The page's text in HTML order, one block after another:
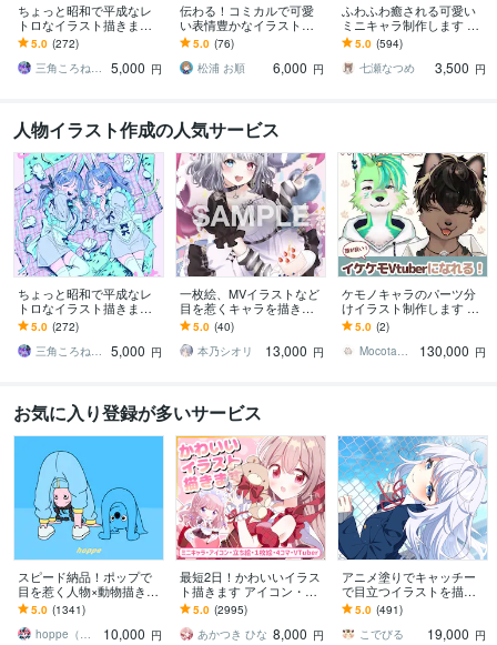
ちょっと昭和で平成なレ
トロなイラスト描きます
昭和・平成レトロ☆ネオ
ン☆パステル
5.0 (272)
三角ころねる☆プロフ必読願います
5,000 円
伝わる！コミカルで可愛
い表情豊かなイラスト描
きます 挿絵・チラシ・リ
ーフレット・HP等 / 大量
注文実績あり！
5.0 (76)
松浦 お順
6,000 円
ふわふわ癒される可愛い
ミニキャラ制作します SN
Sアイコン、動画や配信
用、グッズなど様々な用
途に❁
5.0 (594)
七瀬なつめ
3,500 円
人物イラスト作成の人気サービス
ちょっと昭和で平成なレ
トロなイラスト描きます
昭和・平成レトロ☆ネオ
ン☆パステル
5.0 (272)
三角ころねる☆プロフ必読願います
5,000 円
一枚絵、MVイラストなど
目を惹くキャラを描きま
す 歌ってみた、パネル開
け、記念、サムネ、特典
など対応中です！！
5.0 (40)
本乃シオリ
13,000 円
ケモノキャラのパーツ分
けイラスト制作します 顔
が良いイケケモVtuberに
なりたい方、お任せくだ
さい！
5.0 (2)
Mocota（もこた）
130,000 円
お気に入り登録が多いサービス
スピード納品！ポップで
目を惹く人物×動物描きま
す 挿絵・動画・グッズな
ど鮮やかな配色で個性を
出したい方へ
5.0 (1341)
hoppe（ほっぺ）
10,000 円
最短2日！かわいいイラス
ト描きます アイコン・ミ
ニキャラ・４コマ・立ち
絵をスピード納品しま
す！
5.0 (2995)
あかつき ひな 8,000 円
アニメ塗りでキャッチー
で目立つイラストを描き
ます 動画用、スチル、ア
イコン等、目を引くイラ
ストをご希望の方に！
5.0 (491)
こでびる
19,000 円